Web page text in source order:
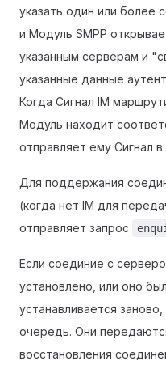
указать один или более
и Модуль SMPP
указанным серверам и
указанные данные
Когда Сигнал IM
Модуль находит
отправляет ему Сигнал в
Для поддержания
(когда нет IM для
отправляет запрос
Если соединие с
установлено, или оно
устанавливается
очередь. Они
восстановления